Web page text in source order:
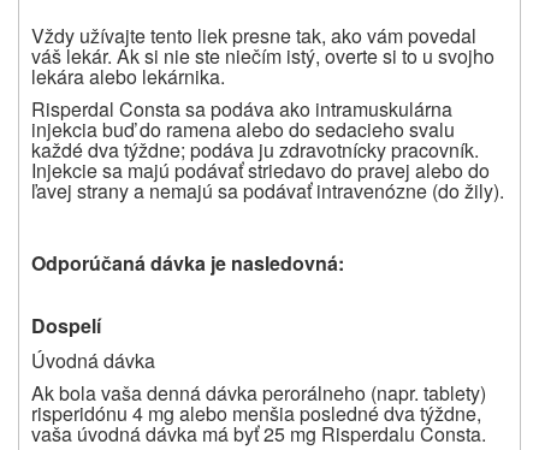
Vždy užívajte tento liek presne tak, ako vám povedal
váš lekár. Ak si nie ste niečím istý, overte si to u svojho
lekára alebo lekárnika.
Risperdal Consta sa podáva ako intramuskulárna
injekcia buď do ramena alebo do sedacieho svalu
každé dva týždne; podáva ju zdravotnícky pracovník.
Injekcie sa majú podávať striedavo do pravej alebo do
ľavej strany a nemajú sa podávať intravenózne (do žily).
Odporúčaná dávka je nasledovná:
Dospelí
Úvodná dávka
Ak bola vaša denná dávka perorálneho (napr. tablety)
risperidónu 4 mg alebo menšia posledné dva týždne,
vaša úvodná dávka má byť 25 mg Risperdalu Consta.